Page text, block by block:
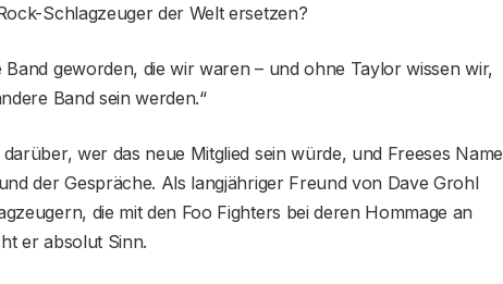
Schlagzeuger der Welt ersetzen?
geworden, die wir waren – und ohne Taylor wissen wir,
Band sein werden.“
wer das neue Mitglied sein würde, und Freeses Name
der Gespräche. Als langjähriger Freund von Dave Grohl
die mit den Foo Fighters bei deren Hommage an
er absolut Sinn.